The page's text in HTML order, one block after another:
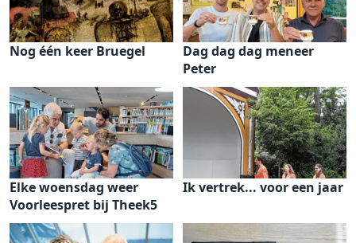
Nog één keer Bruegel
Dag dag dag meneer
Peter
Elke woensdag weer
Voorleespret bij Theek5
Ik vertrek... voor een jaar